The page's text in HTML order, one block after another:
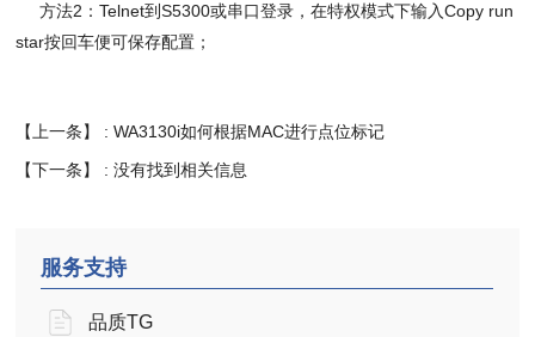
方法2：Telnet到S5300或串口登录，在特权模式下输入Copy run
star按回车便可保存配置；
【上一条】 :WA3130i如何根据MAC进行点位标记
【下一条】 : 没有找到相关信息
服务支持
品质TG